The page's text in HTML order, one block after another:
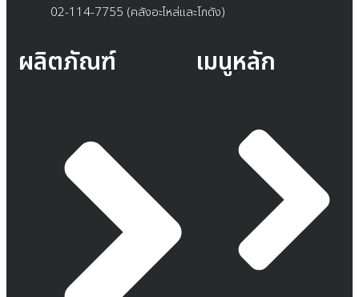
02-114-7755 (คลังอะไหล่และโกดัง)
ผลิตภัณฑ์ เมนูหลัก